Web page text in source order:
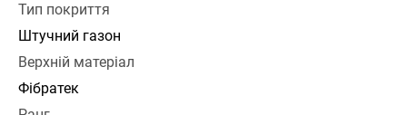
Тип покриття
Штучний газон
Верхній матеріал
Фібратек